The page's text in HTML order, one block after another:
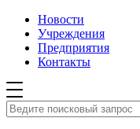
Новости
Учреждения
Предприятия
Контакты